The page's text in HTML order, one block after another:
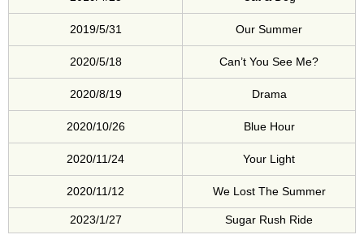
2019/5/31 Our Summer
2020/5/18 Can’t You See Me?
2020/8/19 Drama
2020/10/26 Blue Hour
2020/11/24 Your Light
2020/11/12 We Lost The Summer
2023/1/27 Sugar Rush Ride